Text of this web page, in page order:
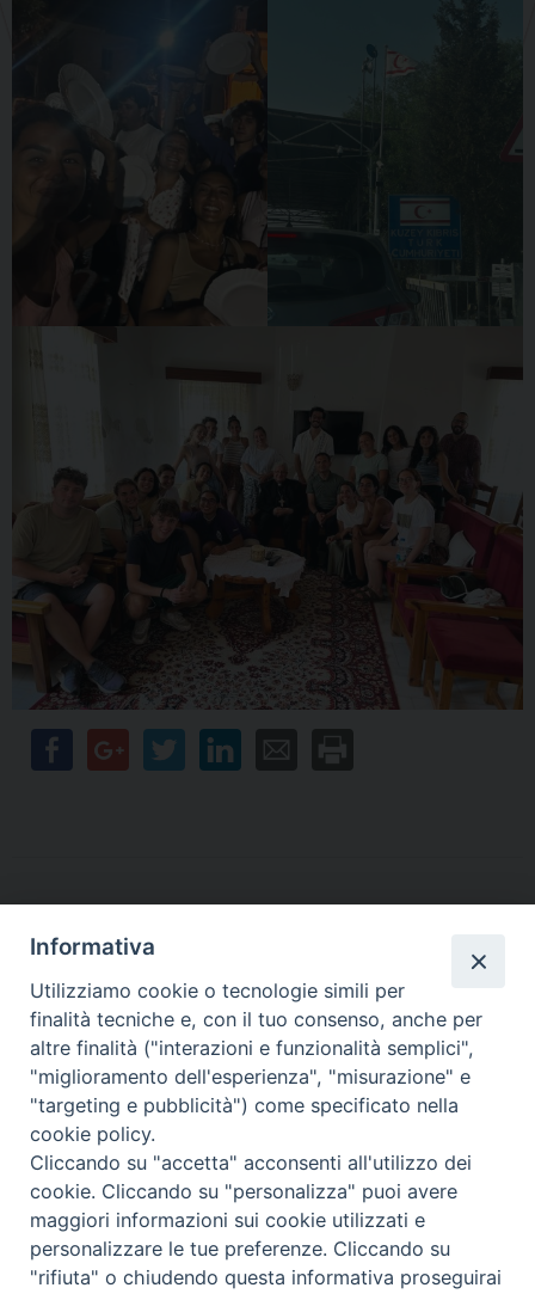
Contatti
Sede Legale
Vico Sant’Anna 1 – 80053 Castellammare di Stabia (NA)
Sede Operativa
Via San Bartolomeo 72 – 80053 Castellammare di Stabia (NA)
* Tel. 081.870.17.02
* Cell. 331.50.59.943
* Fax 081.39.01.803
*mail:segreteria@caritasdiocesanasorrento.it
Caritas diocesana Sorrento-Castellammare di Stabia
Informativa
Utilizziamo cookie o tecnologie simili per
finalità tecniche e, con il tuo consenso, anche per
altre finalità ("interazioni e funzionalità semplici",
"miglioramento dell'esperienza", "misurazione" e
"targeting e pubblicità") come specificato nella
cookie policy.
Cliccando su "accetta" acconsenti all'utilizzo dei
cookie. Cliccando su "personalizza" puoi avere
maggiori informazioni sui cookie utilizzati e
personalizzare le tue preferenze. Cliccando su
"rifiuta" o chiudendo questa informativa proseguirai